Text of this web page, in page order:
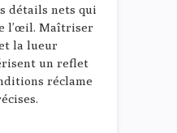
détails nets qui
l’œil. Maîtriser
la lueur
un reflet
réclame